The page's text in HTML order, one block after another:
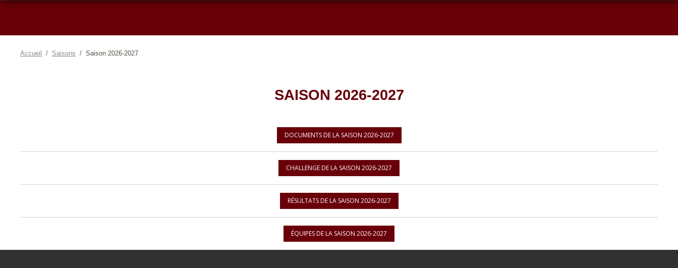
Accueil Saisons Saison 2026-2027
SAISON 2026-2027
DOCUMENTS DE LA SAISON 2026-2027
CHALLENGE DE LA SAISON 2026-2027
RÉSULTATS DE LA SAISON 2026-2027
ÉQUIPES DE LA SAISON 2026-2027